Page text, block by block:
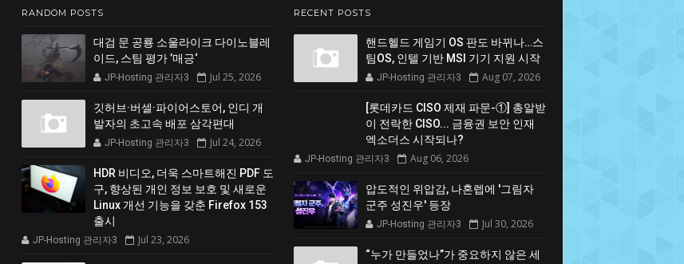
RANDOM POSTS
대검 문 공룡 소울라이크 다이노블레
이드, 스팀 평가 ’매긍‘
JP-Hosting 관리자3 Jul 25, 2026
깃허브·버셀·파이어스토어, 인디 개
발자의 초고속 배포 삼각편대
JP-Hosting 관리자3 Jul 24, 2026
HDR 비디오, 더욱 스마트해진 PDF 도
구, 향상된 개인 정보 보호 및 새로운
Linux 개선 기능을 갖춘 Firefox 153
출시
JP-Hosting 관리자3 Jul 23, 2026
RECENT POSTS
핸드헬드 게임기 OS 판도 바뀌나…스
팀OS, 인텔 기반 MSI 기기 지원 시작
JP-Hosting 관리자3 Aug 07, 2026
[롯데카드 CISO 제재 파문-①] 총알받
이 전락한 CISO... 금융권 보안 인재
엑소더스 시작되나?
JP-Hosting 관리자3 Aug 06, 2026
압도적인 위압감, 나혼렙에 '그림자
군주 성진우' 등장
JP-Hosting 관리자3 Jul 30, 2026
“누가 만들었나”가 중요하지 않은 세